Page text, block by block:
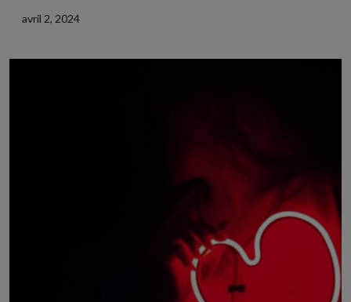
avril 2, 2024